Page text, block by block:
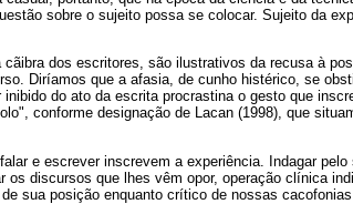
sobre o sujeito possa se colocar. Sujeito da
dos escritores, são ilustrativos da recusa à
Diríamos que a afasia, de cunho histérico, se
do ato da escrita procrastina o gesto que
conforme designação de Lacan (1998), que
e escrever inscrevem a experiência. Indagar
discursos que lhes vêm opor, operação clínica
sua posição enquanto crítico de nossas cacofonias